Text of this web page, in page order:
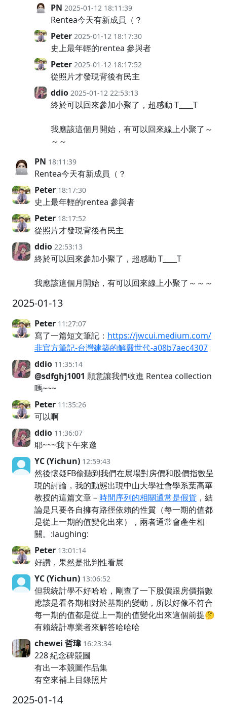
PN 2025-01-12 18:11:39
Rentea今天有新成員（？
Peter 2025-01-12 18:17:30
史上最年輕的rentea 參與者
Peter 2025-01-12 18:17:52
從照片才發現背後有民主
ddio 2025-01-12 22:53:13
終於可以回來參加小聚了，超感動 T____T
我應該這個月開始，有可以回來線上小聚了～
～～
PN 18:11:39
Rentea今天有新成員（？
Peter 18:17:30
史上最年輕的rentea 參與者
Peter 18:17:52
從照片才發現背後有民主
ddio 22:53:13
終於可以回來參加小聚了，超感動 T____T
我應該這個月開始，有可以回來線上小聚了～～～
2025-01-13
Peter 11:27:07
寫了一篇短文筆記： https://jwcui.medium.com/
非官方筆記-台灣建築的解嚴世代-a08b7aec4307
ddio 11:35:14
@sdfghj1001 願意讓我們收進 Rentea collection
嗎~~~
Peter 11:35:26
可以啊
ddio 11:36:07
耶~~~我下午來邀
YC (Yichun) 12:59:43
然後懷疑FB偷聽到我們在展場對房價和股價指數呈
現的討論，我的動態出現中山大學社會學系葉高華
教授的這篇文章－ 時間序列的相關通常是假貨 ，結
論是只要各自擁有路徑依賴的性質（每一期的值都
是從上一期的值變化出來），兩者通常會產生相
關。:laughing:
Peter 13:01:14
好讚，果然是批判性看展
YC (Yichun) 13:06:52
但我統計學不好哈哈，剛查了一下股價跟房價指數
應該是看各期相對於基期的變動，所以好像不符合
每一期的值都是從上一期的值變化出來這個前提🤔
有賴統計專業者來解答哈哈哈
chewei 哲瑋 16:23:34
228 紀念碑競圖
有出一本競圖作品集
有空來補上目錄照片
2025-01-14